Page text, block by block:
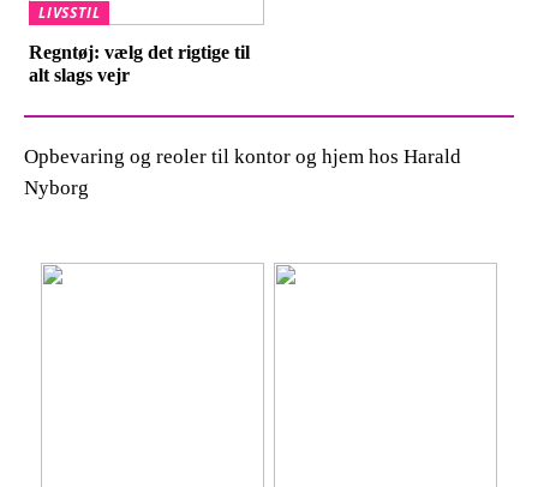
LIVSSTIL
Regntøj: vælg det rigtige til
alt slags vejr
Opbevaring og reoler til kontor og hjem hos Harald
Nyborg